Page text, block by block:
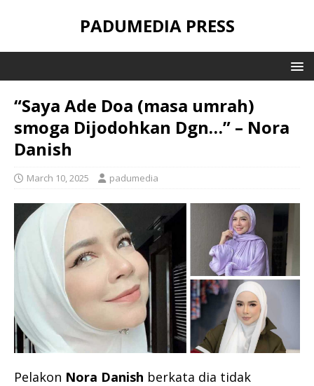
PADUMEDIA PRESS
“Saya Ade Doa (masa umrah)
smoga Dijodohkan Dgn…” – Nora
Danish
March 10, 2025 padumedia
Pelakon Nora Danish berkata dia tidak